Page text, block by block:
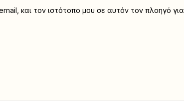
και τον ιστότοπο μου σε αυτόν τον πλοηγό